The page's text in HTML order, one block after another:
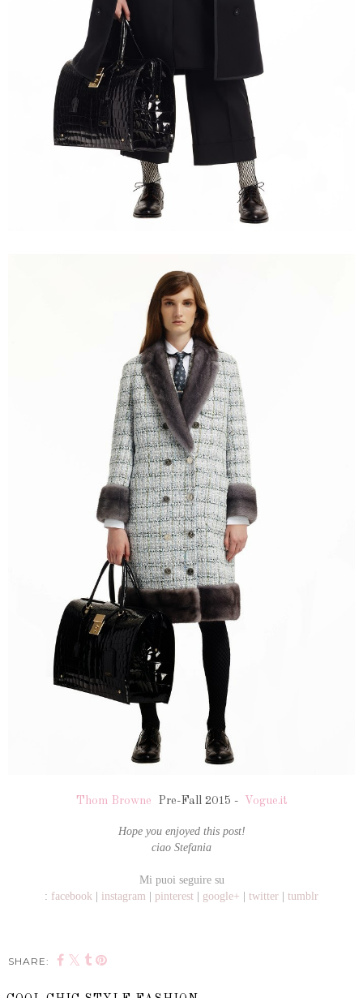
Thom Browne Pre-Fall 2015 - Vogue.it
Hope you enjoyed this post!
ciao Stefania
Mi puoi seguire su
: facebook | instagram | pinterest | google+ | twitter | tumblr
SHARE: